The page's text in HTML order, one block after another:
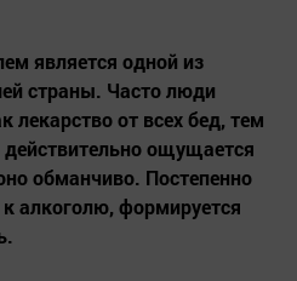
является одной из
страны. Часто люди
лекарство от всех бед, тем
ощущается
обманчиво. Постепенно
алкоголю, формируется